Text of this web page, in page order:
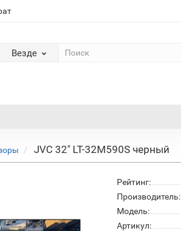
Везде
JVC 32" LT-32M590S черный
Рейтинг:
Производитель:
Модель:
Артикул: